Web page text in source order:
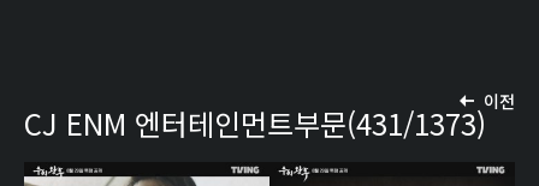
이전
CJ ENM 엔터테인먼트부문(431/1373)